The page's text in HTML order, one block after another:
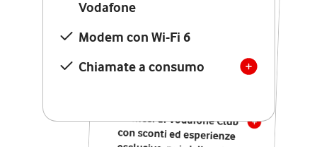
Vodafone
Modem con Wi-Fi 6
Chiamate a consumo
Modem Seven con Wi-Fi 7
Chiamate illimitate verso
numeri fissi e mobili
nazionali
12 mesi di Vodafone Club
con sconti ed esperienze
esclusive, poi si disattiva